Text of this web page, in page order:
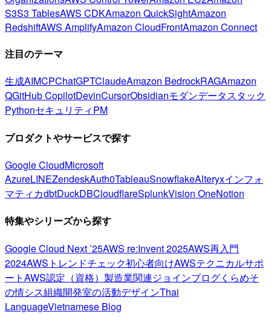
S3S3 TablesAWS CDKAmazon QuickSightAmazon
RedshiftAWS AmplifyAmazon CloudFrontAmazon Connect
注目のテーマ
生成AIMCPChatGPTClaudeAmazon BedrockRAGAmazon
QGitHub CopilotDevinCursorObsidianモダンデータスタック
PythonセキュリティPM
プロダクトやサービスで探す
Google CloudMicrosoft
AzureLINEZendeskAuth0TableauSnowflakeAlteryxインフォ
マティカdbtDuckDBCloudflareSplunkVision OneNotion
特集やシリーズから探す
Google Cloud Next ’25AWS re:Invent 2025AWS再入門
2024AWSトレンドチェック初心者向けAWSテクニカルサポ
ートAWS認定（資格） 製造業関連ジョインブログくらめそ
の情シス組織開発室の活動デザインThai
LanguageVietnamese Blog